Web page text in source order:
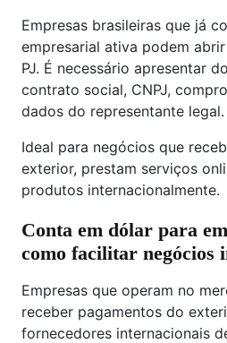
Empresas brasileiras que já
empresarial ativa podem
PJ. É necessário apresentar
contrato social, CNPJ,
dados do representante legal.
Ideal para negócios que
exterior, prestam serviços
produtos internacionalmente.
Conta em dólar para
como facilitar negócios
Empresas que operam no
receber pagamentos do
fornecedores internacionais